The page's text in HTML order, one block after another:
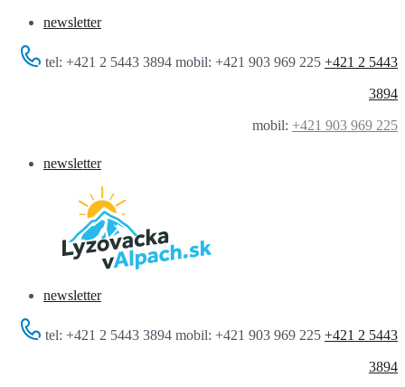
newsletter
tel: +421 2 5443 3894 mobil: +421 903 969 225 +421 2 5443
3894
mobil: +421 903 969 225
newsletter
newsletter
tel: +421 2 5443 3894 mobil: +421 903 969 225 +421 2 5443
3894